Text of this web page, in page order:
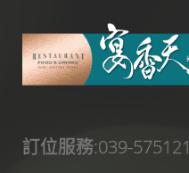
訂位服務:039-575121